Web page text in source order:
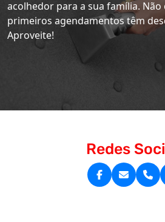
acolhedor para a sua família. Não
primeiros agendamentos têm
Aproveite!
Redes